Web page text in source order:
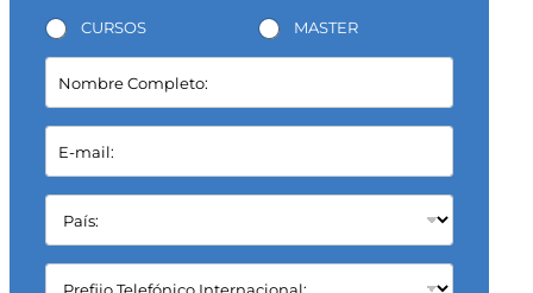
CURSOS MASTER
N
m
b
e
C
m
p
E
m
a
l
*
P
í
s
C